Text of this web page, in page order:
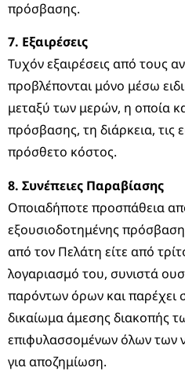
πρόσβασης.
7. Εξαιρέσεις
Τυχόν εξαιρέσεις από τους
προβλέπονται μόνο μέσω
μεταξύ των μερών, η οποία
πρόσβασης, τη διάρκεια, τις
πρόσθετο κόστος.
8. Συνέπειες Παραβίασης
Οποιαδήποτε προσπάθεια
εξουσιοδοτημένης
από τον Πελάτη είτε από
λογαριασμό του, συνιστά
παρόντων όρων και παρέχει
δικαίωμα άμεσης διακοπής
επιφυλασσομένων όλων των
για αποζημίωση.